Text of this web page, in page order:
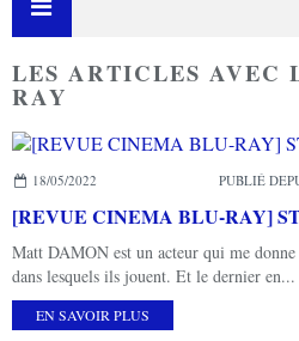
LES ARTICLES AVEC
RAY
18/05/2022 PUBLIÉ
[REVUE CINEMA BLU-RAY]
Matt DAMON est un acteur qui me
dans lesquels ils jouent. Et le dernier en...
EN SAVOIR PLUS